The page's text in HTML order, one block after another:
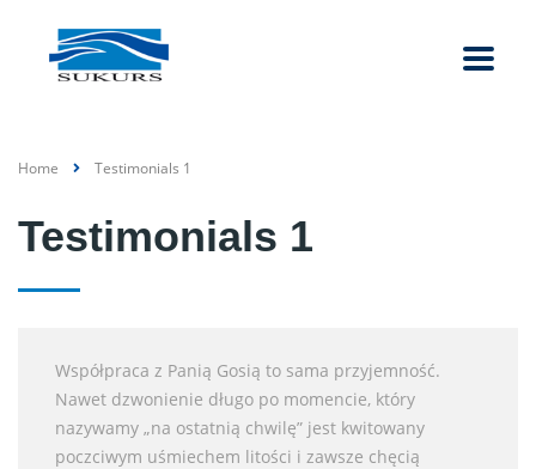
Home Testimonials 1
Testimonials 1
Współpraca z Panią Gosią to sama przyjemność.
Nawet dzwonienie długo po momencie, który
nazywamy „na ostatnią chwilę” jest kwitowany
poczciwym uśmiechem litości i zawsze chęcią